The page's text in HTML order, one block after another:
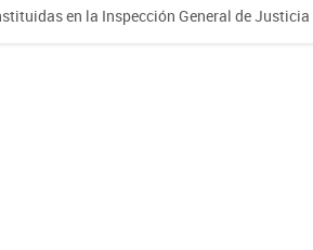
en la Inspección General de Justicia